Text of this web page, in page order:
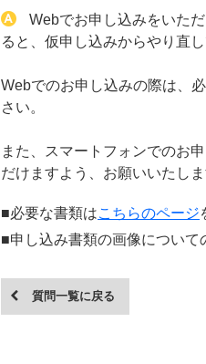
Webでお申し込みをいた
ると、仮申し込みからやり直
Webでのお申し込みの際は、
さい。
また、スマートフォンでのお
だけますよう、お願いいたしま
■必要な書類はこちらのページ
■申し込み書類の画像について
質問一覧に戻る